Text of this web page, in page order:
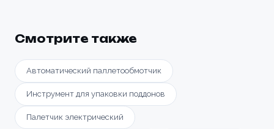
Смотрите также
Автоматический паллетообмотчик
Инструмент для упаковки поддонов
Палетчик электрический